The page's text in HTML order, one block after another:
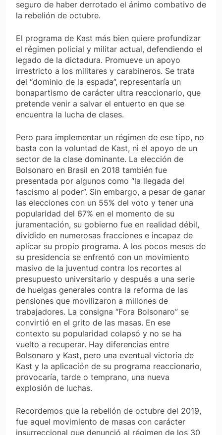
seguro de haber derrotado el ánimo combativo de
la rebelión de octubre.
El programa de Kast más bien quiere profundizar
el régimen policial y militar actual, defendiendo el
legado de la dictadura. Promueve un apoyo
irrestricto a los militares y carabineros. Se trata
del “dominio de la espada”, representaría un
bonapartismo de carácter ultra reaccionario, que
pretende venir a salvar el entuerto en que se
encuentra la lucha de clases.
Pero para implementar un régimen de ese tipo, no
basta con la voluntad de Kast, ni el apoyo de un
sector de la clase dominante. La elección de
Bolsonaro en Brasil en 2018 también fue
presentada por algunos como “la llegada del
fascismo al poder”. Sin embargo, a pesar de ganar
las elecciones con un 55% del voto y tener una
popularidad del 67% en el momento de su
juramentación, su gobierno fue en realidad débil,
dividido en numerosas fracciones e incapaz de
aplicar su propio programa. A los pocos meses de
su presidencia se enfrentó con un movimiento
masivo de la juventud contra los recortes al
presupuesto universitario y después a una serie
de huelgas generales contra la reforma de las
pensiones que movilizaron a millones de
trabajadores. La consigna “Fora Bolsonaro” se
convirtió en el grito de las masas. En ese
contexto su popularidad colapsó y no se ha
vuelto a recuperar. Hay diferencias entre
Bolsonaro y Kast, pero una eventual victoria de
Kast y la aplicación de su programa reaccionario,
provocaría, tarde o temprano, una nueva
explosión de luchas.
Recordemos que la rebelión de octubre del 2019,
fue aquel movimiento de masas con carácter
insurreccional que denunció al régimen de los 30